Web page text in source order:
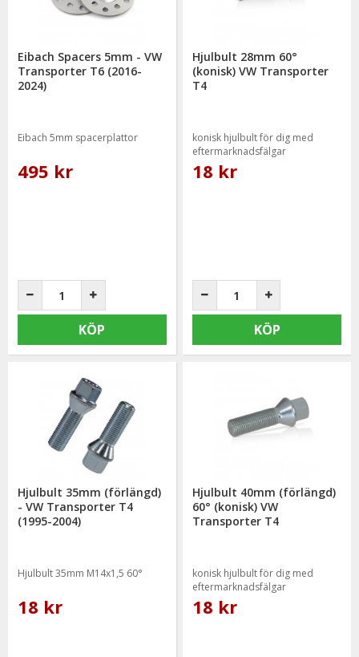
Eibach Spacers 5mm - VW
Transporter T6 (2016-
2024)
Eibach 5mm spacerplattor
495 kr
KÖP
Hjulbult 28mm 60°
(konisk) VW Transporter
T4
konisk hjulbult för dig med
eftermarknadsfälgar
18 kr
KÖP
Hjulbult 35mm (förlängd)
- VW Transporter T4
(1995-2004)
Hjulbult 35mm M14x1,5 60°
18 kr
Hjulbult 40mm (förlängd)
60° (konisk) VW
Transporter T4
konisk hjulbult för dig med
eftermarknadsfälgar
18 kr